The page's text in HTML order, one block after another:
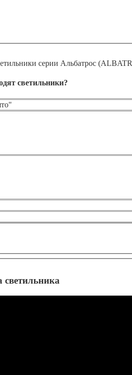
серии Альбатрос
светильники?